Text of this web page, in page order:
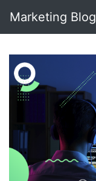
Marketing Blog